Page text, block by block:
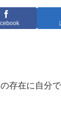
存在に自分